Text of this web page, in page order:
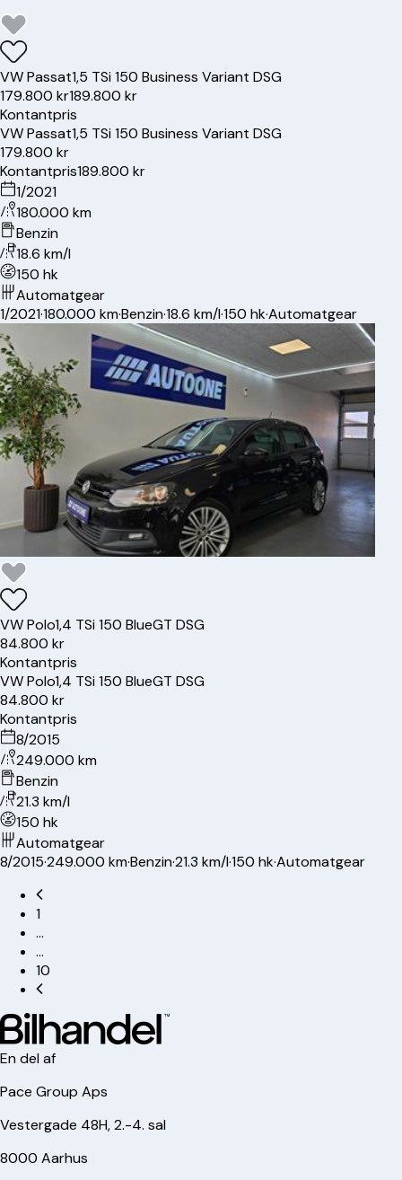
VWPassat1,5 TSi 150 Business Variant DSG
179.800 kr189.800 kr
Kontantpris
VWPassat1,5 TSi 150 Business Variant DSG
179.800 kr
Kontantpris189.800 kr
1/2021
180.000 km
Benzin
18.6 km/l
150 hk
Automatgear
1/2021·180.000 km·Benzin·18.6 km/l·150 hk·Automatgear
VWPolo1,4 TSi 150 BlueGT DSG
84.800 kr
Kontantpris
VWPolo1,4 TSi 150 BlueGT DSG
84.800 kr
Kontantpris
8/2015
249.000 km
Benzin
21.3 km/l
150 hk
Automatgear
8/2015·249.000 km·Benzin·21.3 km/l·150 hk·Automatgear
1
…
…
10
En del af
Pace Group Aps
Vestergade 48H, 2.-4. sal
8000 Aarhus